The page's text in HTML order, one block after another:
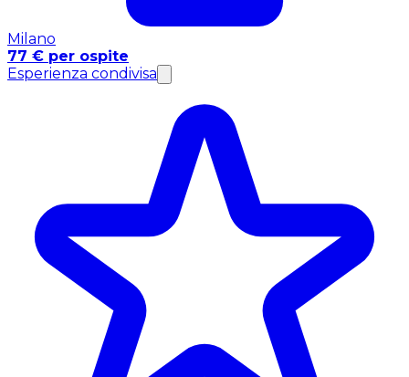
Milano
77 € per ospite
Esperienza condivisa